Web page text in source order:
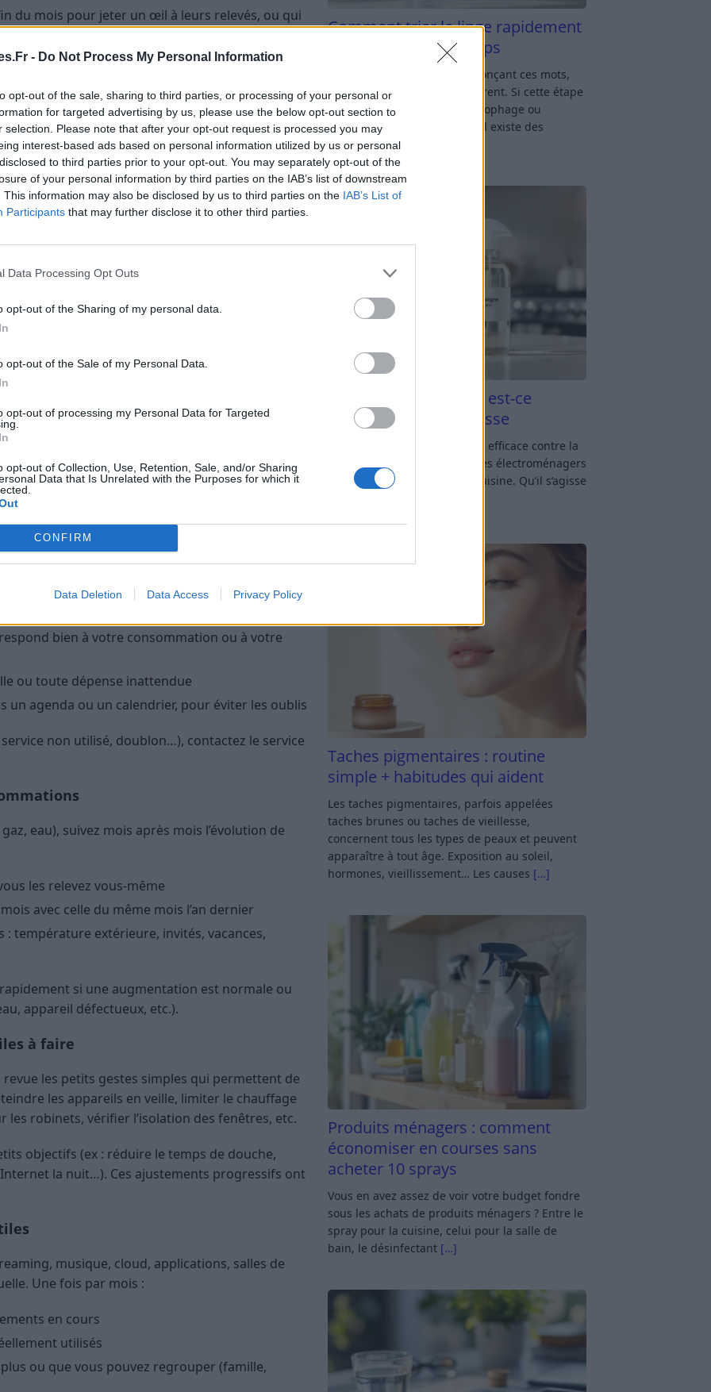
- Do Not Process My Personal Information
opt-out of the sale, sharing to third parties, or processing of your personal or
for targeted advertising by us, please use the below opt-out section to
selection. Please note that after your opt-out request is processed you may
interest-based ads based on personal information utilized by us or personal
to third parties prior to your opt-out. You may separately opt-out of the
of your personal information by third parties on the IAB’s list of downstream
This information may also be disclosed by us to third parties on the IAB’s List of
Participants that may further disclose it to other third parties.
Data Processing Opt Outs
opt-out of the Sharing of my personal data.
opt-out of the Sale of my Personal Data.
opt-out of processing my Personal Data for Targeted
opt-out of Collection, Use, Retention, Sale, and/or Sharing
Data that Is Unrelated with the Purposes for which it
CONFIRM
Data Deletion Data Access Privacy Policy
du mois pour jeter un œil à leurs relevés, ou qui
Résultat : on oublie de régler certains
de tarifs, on laisse passer des erreurs ou des
et les pénalités
ou superflus
rapidement ses habitudes
en sérénité et en pouvoir d’achat, sans
étapes clés à suivre
toutes vos factures du mois écoulé (papier ou
Internet, loyers, assurances, abonnements
etc.
ou digital) “Factures du mois”, ou une boîte
visibles sur votre relevé bancaire.
et le mode de paiement (prélèvement,
bien à votre consommation ou à votre
ou toute dépense inattendue
un agenda ou un calendrier, pour éviter les oublis
non utilisé, doublon…), contactez le service
eau), suivez mois après mois l’évolution de
les relevez vous-même
avec celle du même mois l’an dernier
: température extérieure, invités, vacances,
si une augmentation est normale ou
appareil défectueux, etc.).
à faire
les petits gestes simples qui permettent de
les appareils en veille, limiter le chauffage
les robinets, vérifier l’isolation des fenêtres, etc.
objectifs (ex : réduire le temps de douche,
la nuit…). Ces ajustements progressifs ont
musique, cloud, applications, salles de
Une fois par mois :
en cours
utilisés
plus ou que vous pouvez regrouper (famille,
Comment trier le linge rapidement
sans y passer du temps
Tri du linge : rien qu’en prononçant ces mots,
beaucoup d’entre nous soupirent. Si cette étape
du lavage vous semble chronophage ou
compliquée, rassurez-vous : il existe des
astuces simples
Vinaigre blanc et four est-ce
efficace contre la graisse
Vinaigre blanc et four : est-ce efficace contre la
graisse ? Le four fait partie des électroménagers
les plus sollicités dans une cuisine. Qu’il s’agisse
Taches pigmentaires : routine
simple + habitudes qui aident
Les taches pigmentaires, parfois appelées
taches brunes ou taches de vieillesse,
concernent tous les types de peaux et peuvent
apparaître à tout âge. Exposition au soleil,
hormones, vieillissement… Les causes […]
Produits ménagers : comment
économiser en courses sans
acheter 10 sprays
Vous en avez assez de voir votre budget fondre
sous les achats de produits ménagers ? Entre le
spray pour la cuisine, celui pour la salle de
bain, le désinfectant […]